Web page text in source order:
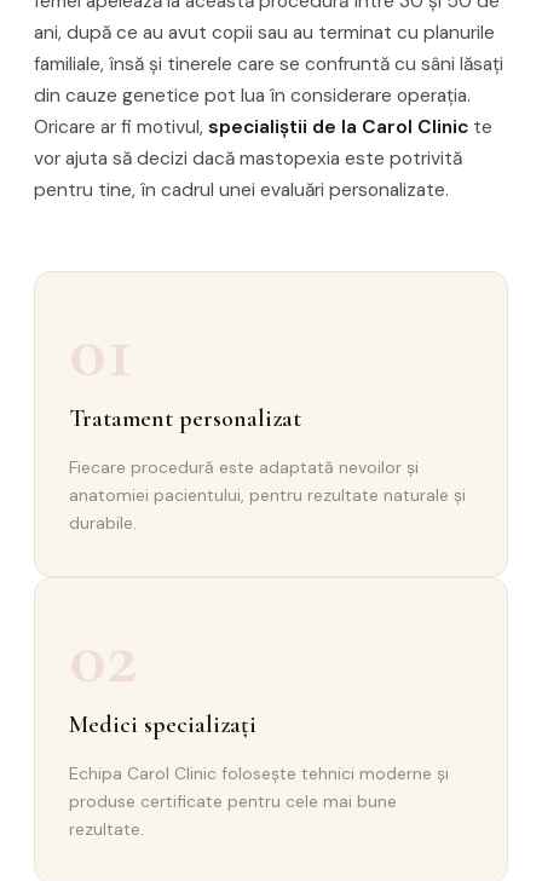
ani, după ce au avut copii sau au terminat cu planurile
familiale, însă și tinerele care se confruntă cu sâni lăsați
din cauze genetice pot lua în considerare operația.
Oricare ar fi motivul, specialiștii de la Carol Clinic te
vor ajuta să decizi dacă mastopexia este potrivită
pentru tine, în cadrul unei evaluări personalizate.
01
Tratament personalizat
Fiecare procedură este adaptată nevoilor și
anatomiei pacientului, pentru rezultate naturale și
durabile.
02
Medici specializați
Echipa Carol Clinic folosește tehnici moderne și
produse certificate pentru cele mai bune
rezultate.